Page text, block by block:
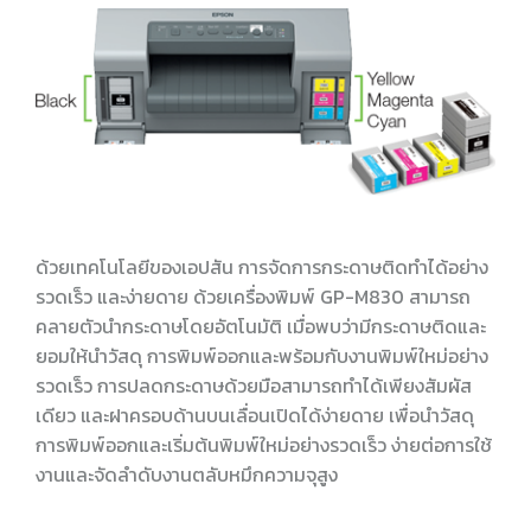
ด้วยเทคโนโลยีของเอปสัน การจัดการกระดาษติดทำได้อย่าง
รวดเร็ว และง่ายดาย ด้วยเครื่องพิมพ์ GP-M830 สามารถ
คลายตัวนำกระดาษโดยอัตโนมัติ เมื่อพบว่ามีกระดาษติดและ
ยอมให้นำวัสดุ การพิมพ์ออกและพร้อมกับงานพิมพ์ใหม่อย่าง
รวดเร็ว การปลดกระดาษด้วยมือสามารถทำได้เพียงสัมผัส
เดียว และฝาครอบด้านบนเลื่อนเปิดได้ง่ายดาย เพื่อนำวัสดุ
การพิมพ์ออกและเริ่มต้นพิมพ์ใหม่อย่างรวดเร็วง่ายต่อการใช้
งานและจัดลำดับงานตลับหมึกความจุสูง